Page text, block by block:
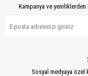
Kampanya ve
Sosyal medyaya özel